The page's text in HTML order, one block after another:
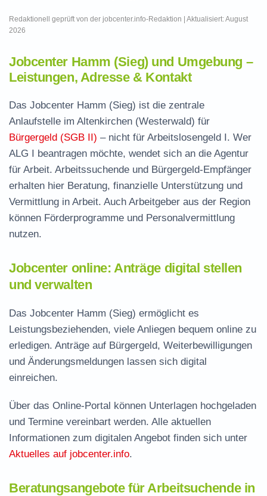
Redaktionell geprüft von der jobcenter.info-Redaktion | Aktualisiert: August
2026
Jobcenter Hamm (Sieg) und Umgebung –
Leistungen, Adresse & Kontakt
Das Jobcenter Hamm (Sieg) ist die zentrale
Anlaufstelle im Altenkirchen (Westerwald) für
Bürgergeld (SGB II) – nicht für Arbeitslosengeld I. Wer
ALG I beantragen möchte, wendet sich an die Agentur
für Arbeit. Arbeitssuchende und Bürgergeld-Empfänger
erhalten hier Beratung, finanzielle Unterstützung und
Vermittlung in Arbeit. Auch Arbeitgeber aus der Region
können Förderprogramme und Personalvermittlung
nutzen.
Jobcenter online: Anträge digital stellen
und verwalten
Das Jobcenter Hamm (Sieg) ermöglicht es
Leistungsbeziehenden, viele Anliegen bequem online zu
erledigen. Anträge auf Bürgergeld, Weiterbewilligungen
und Änderungsmeldungen lassen sich digital
einreichen.
Über das Online-Portal können Unterlagen hochgeladen
und Termine vereinbart werden. Alle aktuellen
Informationen zum digitalen Angebot finden sich unter
Aktuelles auf jobcenter.info.
Beratungsangebote für Arbeitsuchende in